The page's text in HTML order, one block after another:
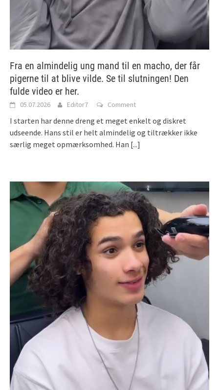
Fra en almindelig ung mand til en macho, der får
pigerne til at blive vilde. Se til slutningen! Den
fulde video er her.
05.07.2026 Editor7 Comment
I starten har denne dreng et meget enkelt og diskret
udseende. Hans stil er helt almindelig og tiltrækker ikke
særlig meget opmærksomhed. Han [...]